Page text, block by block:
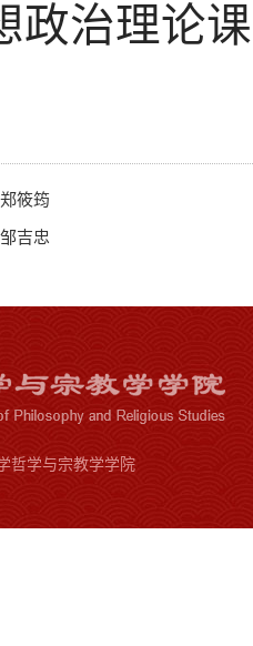
政治理论
郑筱筠
邹吉忠
哲学与宗教学学院